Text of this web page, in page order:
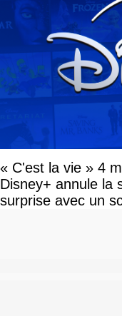
« C'est la vie » 4
Disney+ annule la
surprise avec un